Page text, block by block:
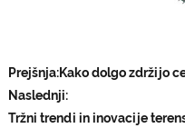
Prejšnja:Kako dolgo zdržijo
Naslednji:
Tržni trendi in inovacije